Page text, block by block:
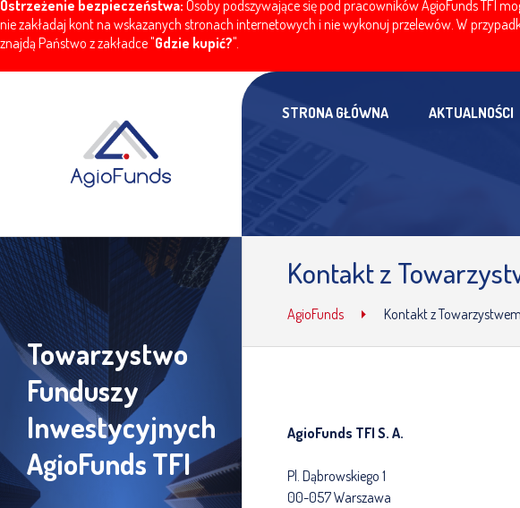
Ostrzeżenie bezpieczeństwa: Osoby podszywające się pod pracowników AgioFunds TFI
nie zakładaj kont na wskazanych stronach internetowych i nie wykonuj przelewów. W
znajdą Państwo z zakładce "Gdzie kupić?".
STRONA GŁÓWNA AKTUALNOŚCI
Towarzystwo
Funduszy
Inwestycyjnych
AgioFunds TFI
Kontakt z
AgioFunds Kontakt z Towarzystwem
AgioFunds TFI S. A.
Pl. Dąbrowskiego 1
00-057 Warszawa